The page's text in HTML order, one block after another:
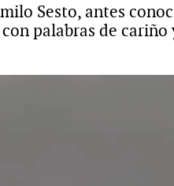
Sesto, antes
palabras de